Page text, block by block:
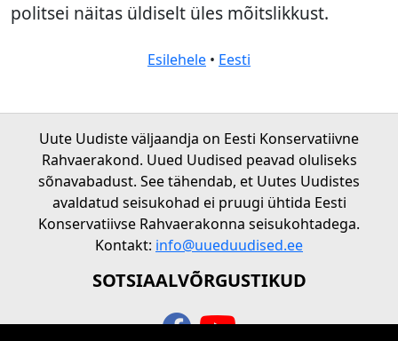
politsei näitas üldiselt üles mõitslikkust.
Esilehele • Eesti
Uute Uudiste väljaandja on Eesti Konservatiivne
Rahvaerakond. Uued Uudised peavad oluliseks
sõnavabadust. See tähendab, et Uutes Uudistes
avaldatud seisukohad ei pruugi ühtida Eesti
Konservatiivse Rahvaerakonna seisukohtadega.
Kontakt: info@uueduudised.ee
SOTSIAALVÕRGUSTIKUD